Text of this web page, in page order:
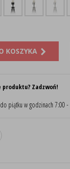
KOSZYKA
Zadzwoń!
piątku w godzinach 7:00 -